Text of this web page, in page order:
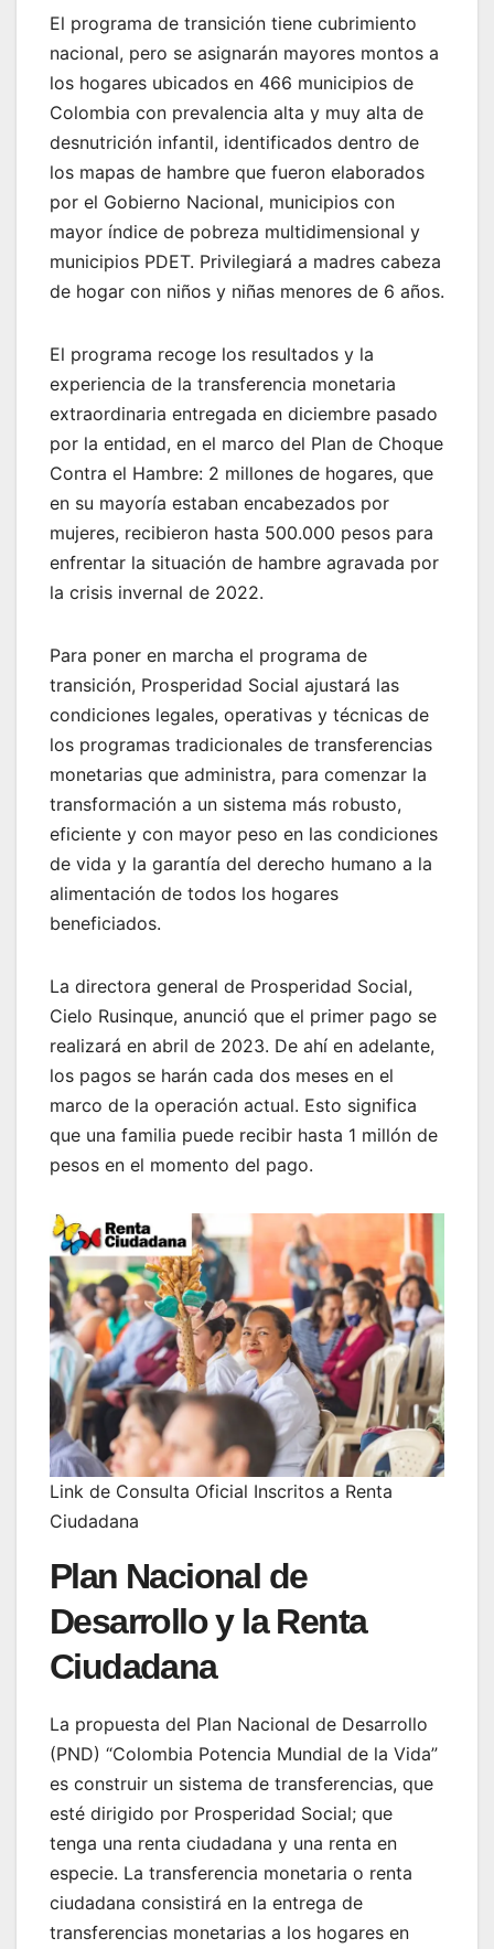
El programa de transición tiene cubrimiento
nacional, pero se asignarán mayores montos a
los hogares ubicados en 466 municipios de
Colombia con prevalencia alta y muy alta de
desnutrición infantil, identificados dentro de
los mapas de hambre que fueron elaborados
por el Gobierno Nacional, municipios con
mayor índice de pobreza multidimensional y
municipios PDET. Privilegiará a madres cabeza
de hogar con niños y niñas menores de 6 años.
El programa recoge los resultados y la
experiencia de la transferencia monetaria
extraordinaria entregada en diciembre pasado
por la entidad, en el marco del Plan de Choque
Contra el Hambre: 2 millones de hogares, que
en su mayoría estaban encabezados por
mujeres, recibieron hasta 500.000 pesos para
enfrentar la situación de hambre agravada por
la crisis invernal de 2022.
Para poner en marcha el programa de
transición, Prosperidad Social ajustará las
condiciones legales, operativas y técnicas de
los programas tradicionales de transferencias
monetarias que administra, para comenzar la
transformación a un sistema más robusto,
eficiente y con mayor peso en las condiciones
de vida y la garantía del derecho humano a la
alimentación de todos los hogares
beneficiados.
La directora general de Prosperidad Social,
Cielo Rusinque, anunció que el primer pago se
realizará en abril de 2023. De ahí en adelante,
los pagos se harán cada dos meses en el
marco de la operación actual. Esto significa
que una familia puede recibir hasta 1 millón de
pesos en el momento del pago.
Link de Consulta Oficial Inscritos a Renta
Ciudadana
Plan Nacional de
Desarrollo y la Renta
Ciudadana
La propuesta del Plan Nacional de Desarrollo
(PND) “Colombia Potencia Mundial de la Vida”
es construir un sistema de transferencias, que
esté dirigido por Prosperidad Social; que
tenga una renta ciudadana y una renta en
especie. La transferencia monetaria o renta
ciudadana consistirá en la entrega de
transferencias monetarias a los hogares en